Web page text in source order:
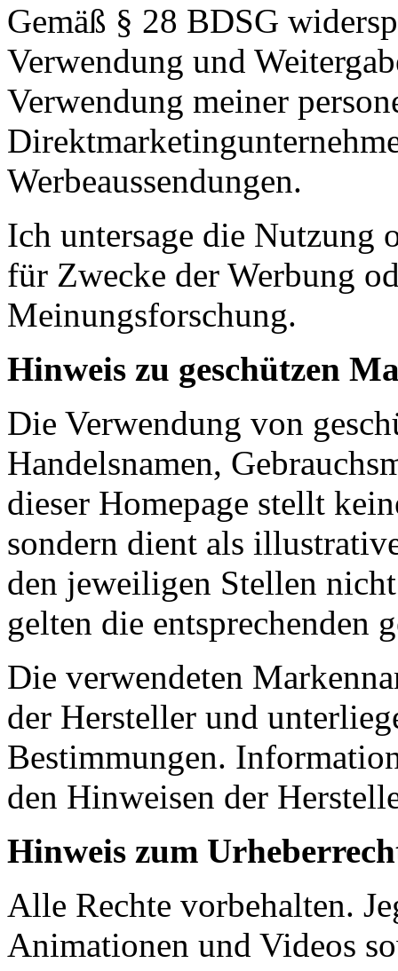
Gemäß § 28 BDSG
Verwendung und
Verwendung meiner
Werbeaussendungen.
Ich untersage die Nutzung
für Zwecke der Werbung
Meinungsforschung.
Hinweis zu geschützen
Die Verwendung von
Handelsnamen,
dieser Homepage stellt
sondern dient als
den jeweiligen Stellen
gelten die entsprechenden
Die verwendeten
der Hersteller und
Bestimmungen.
den Hinweisen der
Hinweis zum
Alle Rechte vorbehalten.
Animationen und Videos